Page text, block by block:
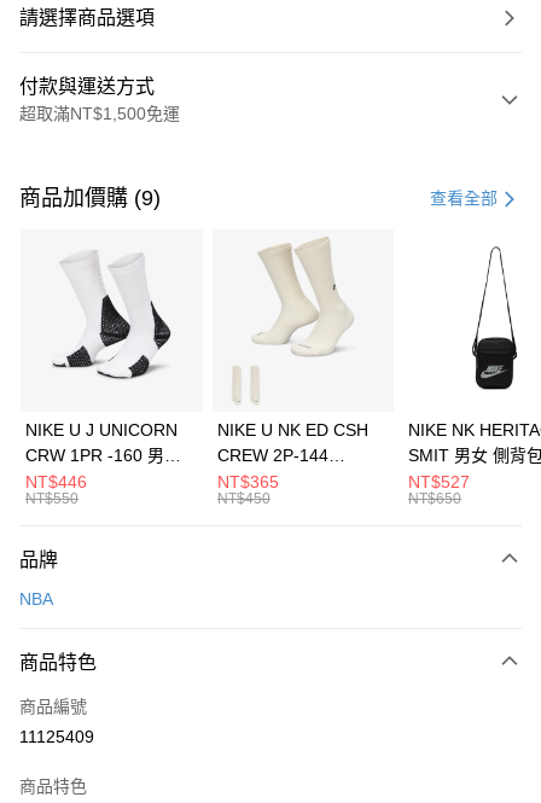
請選擇商品選項
付款與運送方式
超取滿NT$1,500免運
信用卡一次付款
3 期 0 利率 每期 21家銀行
合作金庫商業銀行
第一商業銀行
華南商業銀行
彰化商業銀行
上海商業儲蓄銀行
元大商業銀行
台灣樂天信用卡公司
Apple Pay
全盈+PAY
AFTEE先享後付
【關於「AFTEE先享後付」】
便利好安心！
３．安心：先確認商品／服務後，再付款。
【「AFTEE先享後付」結帳流程】
１．於結帳方式選擇「AFTEE先享後付」後，將跳轉至「AFTEE先享後付」
２．訂單成立數日內，您將收到繳費通知簡訊。
３．收到繳費通知簡訊後14天內，點擊此簡訊中的連結，可透過四大超商／
運送方式
每筆NT$100，滿NT$1,500(含以上)免運費
宅配
每筆NT$100，滿NT$1,500(含以上)免運費
付款後門市自取
商品加價購 (9) 查看全部
NIKE U J UNICORN
CRW 1PR -160 男女
中統襪 FZ3393100
NT$446
NT$550
NIKE U NK ED CSH
CREW 2P-144
EMBRDY 男女 短統襪
FZ3073133
NT$365
NT$450
NIKE NK
SMIT 男女 側背
BA5871010
NT$527
NT$650
品牌
NBA
商品特色
商品編號
11125409
商品特色